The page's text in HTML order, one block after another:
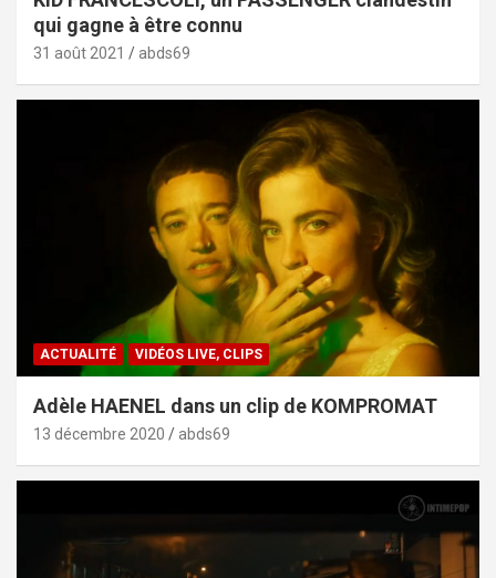
qui gagne à être connu
31 août 2021 abds69
ACTUALITÉ VIDÉOS LIVE, CLIPS
Adèle HAENEL dans un clip de KOMPROMAT
13 décembre 2020 abds69